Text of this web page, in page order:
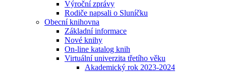
Výroční zprávy
Rodiče napsali o Sluníčku
Obecní knihovna
Základní informace
Nové knihy
On-line katalog knih
Virtuální univerzita třetího věku
Akademický rok 2023-2024